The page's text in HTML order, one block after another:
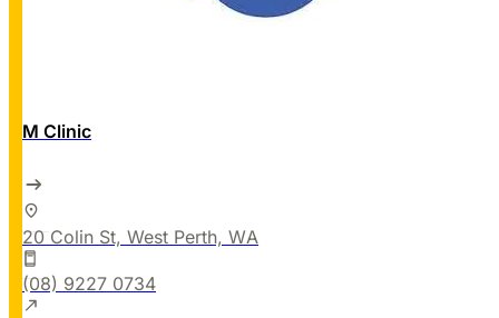
M Clinic
20 Colin St, West Perth, WA
(08) 9227 0734